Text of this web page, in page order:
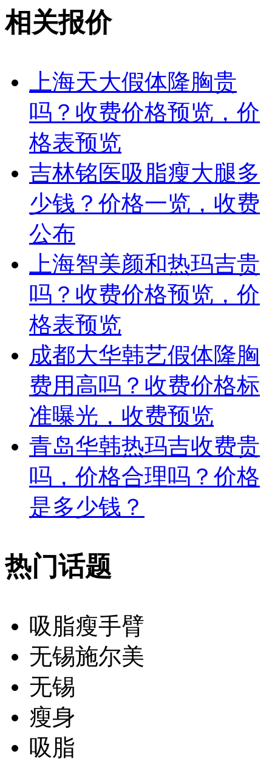
相关报价
上海天大假体隆胸贵
吗？收费价格预览，价
格表预览
吉林铭医吸脂瘦大腿多
少钱？价格一览，收费
公布
上海智美颜和热玛吉贵
吗？收费价格预览，价
格表预览
成都大华韩艺假体隆胸
费用高吗？收费价格标
准曝光，收费预览
青岛华韩热玛吉收费贵
吗，价格合理吗？价格
是多少钱？
热门话题
吸脂瘦手臂
无锡施尔美
无锡
瘦身
吸脂